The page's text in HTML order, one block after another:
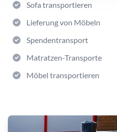
Sofa transportieren
Lieferung von Möbeln
Spendentransport
Matratzen-Transporte
Möbel transportieren